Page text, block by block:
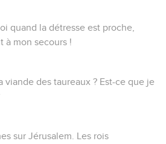
quand la détresse est proche,
à mon secours !
viande des taureaux ? Est-ce que je
sur Jérusalem. Les rois